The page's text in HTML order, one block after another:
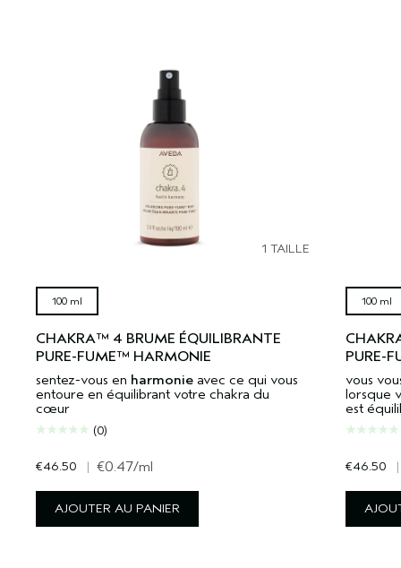
1 TAILLE
100 ml
CHAKRA™ 4 BRUME ÉQUILIBRANTE
PURE-FUME™ HARMONIE
sentez-vous en harmonie avec ce qui vous
entoure en équilibrant votre chakra du
cœur
(0)
€46.50 | €0.47/ml
AJOUTER AU PANIER
100 ml
PURE-
vous
lorsque
est
€46.50 |